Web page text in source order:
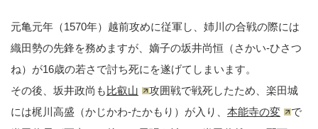
元亀元年（1570年）越前攻めに従軍し、姉川の合戦の際には
織田勢の先鋒を務めますが、嫡子の坂井尚恒（さかい-ひさつ
ね）が16歳の若さで討ち死にを遂げてしまいます。
その後、坂井政尚も 比叡山
攻囲戦で戦死したため、楽田城
には梶川高盛（かじかわ-たかもり）が入り、 本能寺の変
で